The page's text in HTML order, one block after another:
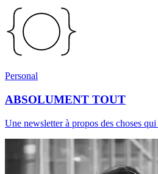
Personal
ABSOLUMENT TOUT
Une newsletter à propos des choses